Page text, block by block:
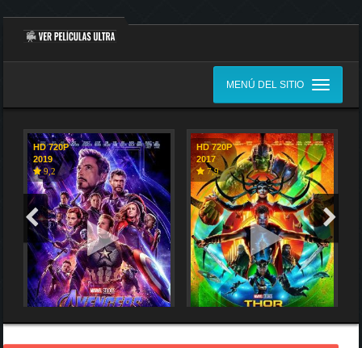
MENÚ DEL SITIO
HD 720P
2019
9,2
HD 720P
2017
7,9